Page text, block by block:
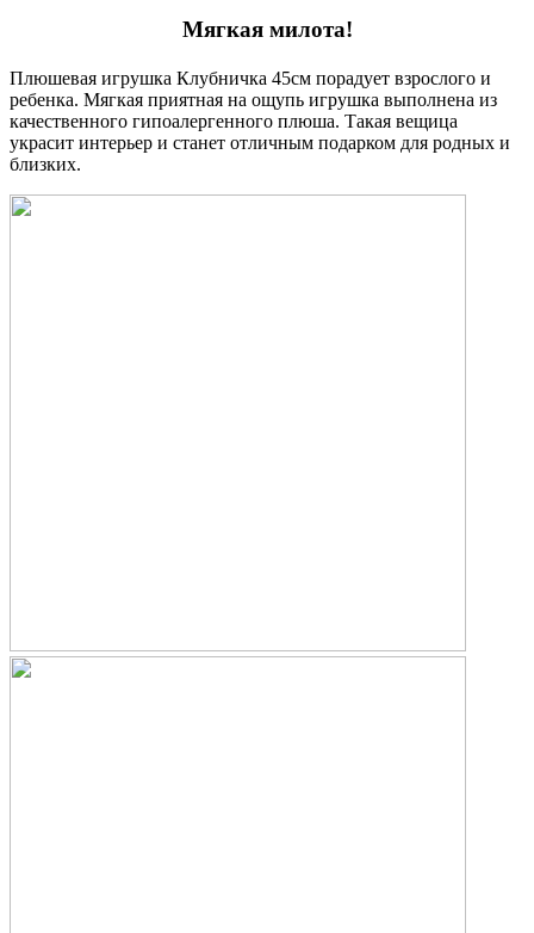
Мягкая милота!
Плюшевая игрушка Клубничка 45см порадует взрослого и
ребенка. Мягкая приятная на ощупь игрушка выполнена из
качественного гипоалергенного плюша. Такая вещица
украсит интерьер и станет отличным подарком для родных и
близких.